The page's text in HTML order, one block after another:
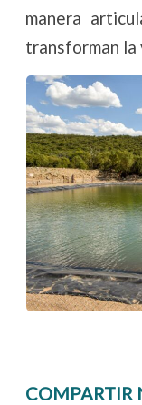
manera
transforman la
COMPARTIR